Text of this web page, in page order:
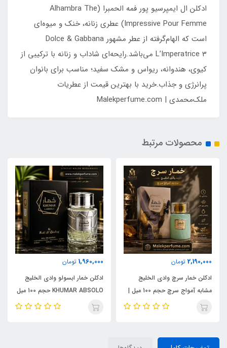
ادکلن ال ایمپرسیو پور فمه الحمبرا (Alhambra The
Impressive Pour Femme) عطری زنانه، خنک و میوه‌ای
است که الهام‌گرفته از عطر مشهور Dolce & Gabbana
L’Imperatrice 3 می‌باشد.رایحه‌ای شاداب و زنانه با ترکیبی از
کیوی، هندوانه، ریواس و مشک سفید؛ مناسب برای بانوان
پرانرژی و جذاب.خرید با بهترین قیمت از عطریات
ملک‌محمدی | Malekperfume.com
محصولات مرتبط
2,190,000 تومان
ادکلن خمار سرچ وادی الخلیج
مشابه آمواج سرچ حجم 100 میل |
KHUMAR Search Eau de
1,960,000 تومان
ادکلن خمار ابسولو وادی الخلیج
KHUMAR ABSOLO حجم 100 میل
| مشابه اورجینال ایو سن لورن مای